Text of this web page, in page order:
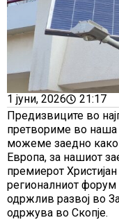
1 јуни, 2026
21:17
Предизвиците во
претвориме во
можеме заедно како
Европа, за нашиот
премиерот
регионалниот форум
одржлив развој во
одржува во Скопје.